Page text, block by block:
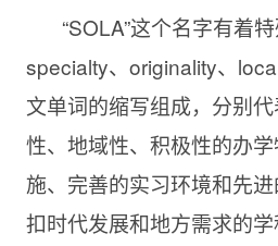
“SOLA”这个名字有着
specialty、originality、
文单词的缩写组成，分别
性、地域性、积极性的办
施、完善的实习环境和先
扣时代发展和地方需求的